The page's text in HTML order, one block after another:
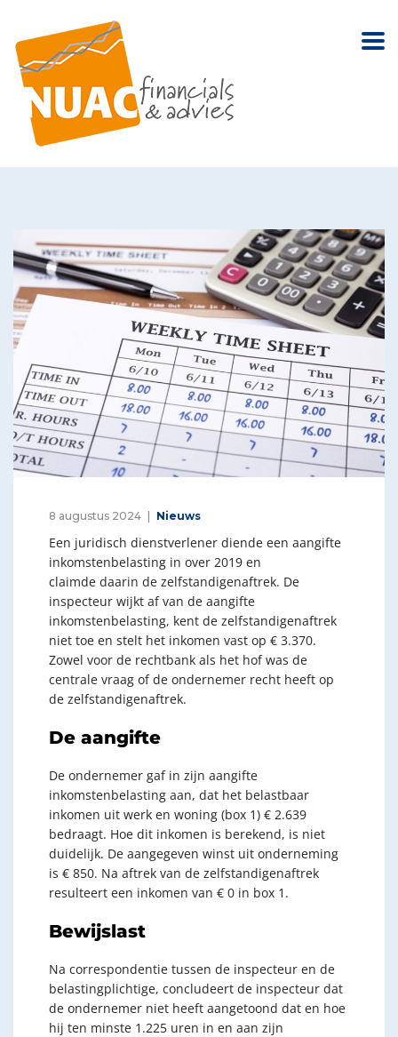
8 augustus 2024 Nieuws
Een juridisch dienstverlener diende een aangifte
inkomstenbelasting in over 2019 en
claimde daarin de zelfstandigenaftrek. De
inspecteur wijkt af van de aangifte
inkomstenbelasting, kent de zelfstandigenaftrek
niet toe en stelt het inkomen vast op € 3.370.
Zowel voor de rechtbank als het hof was de
centrale vraag of de ondernemer recht heeft op
de zelfstandigenaftrek.
De aangifte
De ondernemer gaf in zijn aangifte
inkomstenbelasting aan, dat het belastbaar
inkomen uit werk en woning (box 1) € 2.639
bedraagt. Hoe dit inkomen is berekend, is niet
duidelijk. De aangegeven winst uit onderneming
is € 850. Na aftrek van de zelfstandigenaftrek
resulteert een inkomen van € 0 in box 1.
Bewijslast
Na correspondentie tussen de inspecteur en de
belastingplichtige, concludeert de inspecteur dat
de ondernemer niet heeft aangetoond dat en hoe
hij ten minste 1.225 uren in en aan zijn